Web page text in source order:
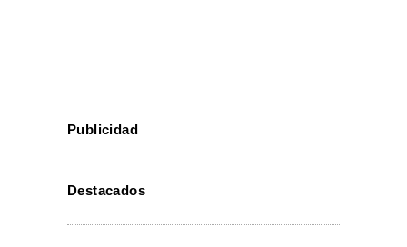
Publicidad
Destacados